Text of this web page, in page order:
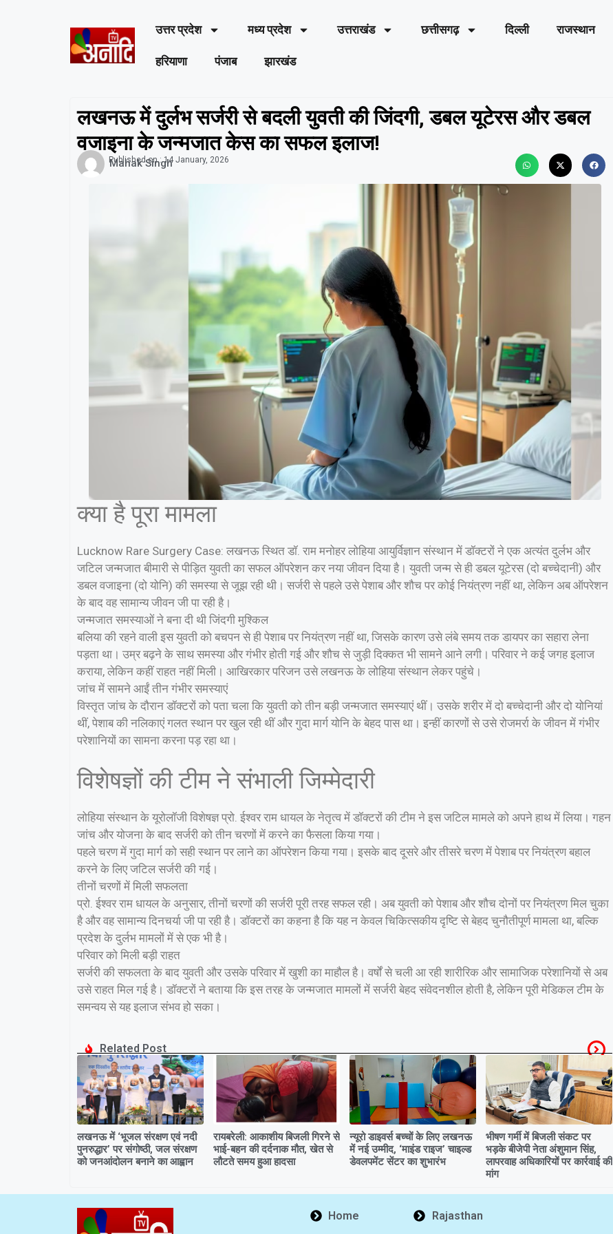
उत्तर प्रदेश मध्य प्रदेश उत्तराखंड छत्तीसगढ़ दिल्ली राजस्थान
हरियाणा पंजाब झारखंड
लखनऊ में दुर्लभ सर्जरी से बदली युवती की जिंदगी, डबल यूटेरस और डबल
वजाइना के जन्मजात केस का सफल इलाज!
Mahak Singh
Published on : 14 January, 2026
क्या है पूरा मामला
Lucknow Rare Surgery Case: लखनऊ स्थित डॉ. राम मनोहर लोहिया आयुर्विज्ञान संस्थान में डॉक्टरों ने एक अत्यंत दुर्लभ और
जटिल जन्मजात बीमारी से पीड़ित युवती का सफल ऑपरेशन कर नया जीवन दिया है। युवती जन्म से ही डबल यूटेरस (दो बच्चेदानी) और
डबल वजाइना (दो योनि) की समस्या से जूझ रही थी। सर्जरी से पहले उसे पेशाब और शौच पर कोई नियंत्रण नहीं था, लेकिन अब ऑपरेशन
के बाद वह सामान्य जीवन जी पा रही है।
जन्मजात समस्याओं ने बना दी थी जिंदगी मुश्किल
बलिया की रहने वाली इस युवती को बचपन से ही पेशाब पर नियंत्रण नहीं था, जिसके कारण उसे लंबे समय तक डायपर का सहारा लेना
पड़ता था। उम्र बढ़ने के साथ समस्या और गंभीर होती गई और शौच से जुड़ी दिक्कत भी सामने आने लगी। परिवार ने कई जगह इलाज
कराया, लेकिन कहीं राहत नहीं मिली। आखिरकार परिजन उसे लखनऊ के लोहिया संस्थान लेकर पहुंचे।
जांच में सामने आईं तीन गंभीर समस्याएं
विस्तृत जांच के दौरान डॉक्टरों को पता चला कि युवती को तीन बड़ी जन्मजात समस्याएं थीं। उसके शरीर में दो बच्चेदानी और दो योनियां
थीं, पेशाब की नलिकाएं गलत स्थान पर खुल रही थीं और गुदा मार्ग योनि के बेहद पास था। इन्हीं कारणों से उसे रोजमर्रा के जीवन में गंभीर
परेशानियों का सामना करना पड़ रहा था।
विशेषज्ञों की टीम ने संभाली जिम्मेदारी
लोहिया संस्थान के यूरोलॉजी विशेषज्ञ प्रो. ईश्वर राम धायल के नेतृत्व में डॉक्टरों की टीम ने इस जटिल मामले को अपने हाथ में लिया। गहन
जांच और योजना के बाद सर्जरी को तीन चरणों में करने का फैसला किया गया।
पहले चरण में गुदा मार्ग को सही स्थान पर लाने का ऑपरेशन किया गया। इसके बाद दूसरे और तीसरे चरण में पेशाब पर नियंत्रण बहाल
करने के लिए जटिल सर्जरी की गई।
तीनों चरणों में मिली सफलता
प्रो. ईश्वर राम धायल के अनुसार, तीनों चरणों की सर्जरी पूरी तरह सफल रही। अब युवती को पेशाब और शौच दोनों पर नियंत्रण मिल चुका
है और वह सामान्य दिनचर्या जी पा रही है। डॉक्टरों का कहना है कि यह न केवल चिकित्सकीय दृष्टि से बेहद चुनौतीपूर्ण मामला था, बल्कि
प्रदेश के दुर्लभ मामलों में से एक भी है।
परिवार को मिली बड़ी राहत
सर्जरी की सफलता के बाद युवती और उसके परिवार में खुशी का माहौल है। वर्षों से चली आ रही शारीरिक और सामाजिक परेशानियों से अब
उसे राहत मिल गई है। डॉक्टरों ने बताया कि इस तरह के जन्मजात मामलों में सर्जरी बेहद संवेदनशील होती है, लेकिन पूरी मेडिकल टीम के
समन्वय से यह इलाज संभव हो सका।
Related Post
लखनऊ में ‘भूजल संरक्षण एवं नदी
पुनरुद्धार’ पर संगोष्ठी, जल संरक्षण
को जनआंदोलन बनाने का आह्वान
रायबरेली: आकाशीय बिजली गिरने से
भाई-बहन की दर्दनाक मौत, खेत से
लौटते समय हुआ हादसा
न्यूरो डाइवर्स बच्चों के लिए लखनऊ
में नई उम्मीद, ‘माइंड राइज’ चाइल्ड
डेवलपमेंट सेंटर का शुभारंभ
भीषण गर्मी में बिजली संकट पर
भड़के बीजेपी नेता अंशुमान सिंह,
लापरवाह अधिकारियों पर कार्रवाई की
मांग
Home
Rajasthan